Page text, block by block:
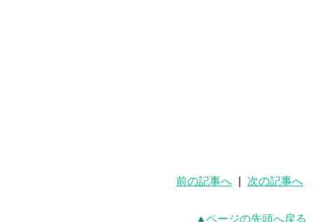
前の記事へ 次の記事へ
ページの先頭へ戻る